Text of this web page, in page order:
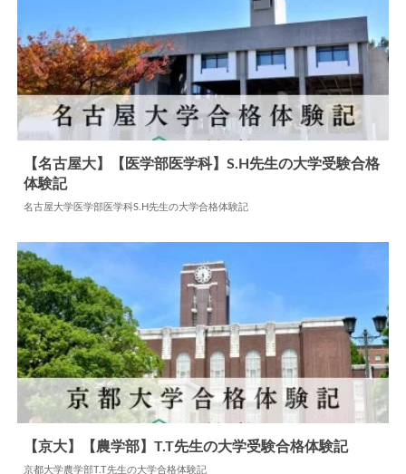
大学合格体験記
【名古屋大】【医学部医学科】S.H先生の大学受験合格
体験記
名古屋大学医学部医学科S.H先生の大学合格体験記
【京大】【農学部】T.T先生の大学受験合格体験記
京都大学農学部T.T先生の大学合格体験記